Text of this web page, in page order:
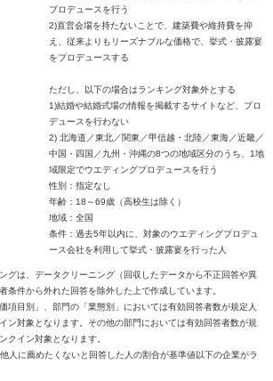
プロデュースを行う
2)直営会場を持たないことで、建築費や維持費を抑
え、従来よりもリーズナブルな価格で、挙式・披露宴
をプロデュースする
ただし、以下の場合はランキング対象外とする
1)結婚や結婚式場の情報を掲載するサイトなど、プロ
デュースを行わない
2) 北海道／東北／関東／甲信越・北陸／東海／近畿／
中国・四国／九州・沖縄の8つの地域区分のうち、1地
域限定でウエディングプロデュースを行う
性別：指定なし
年齢：18～69歳（高校生は除く）
地域：全国
条件：過去5年以内に、対象のウエディングプロデュ
ース会社を利用して挙式・披露宴を行った人
グは、データクリーニング（回収したデータから不正回答や異
条件から外れた回答を除外した上で作成しています。
項目別」、部門の「業態別」においては有効回答者数が規定人
ン対象となります。その他の部門においては有効回答者数が規
クイン対象となります。
人に薦めたくないと回答した人の割合が基準値以下の企業がラ